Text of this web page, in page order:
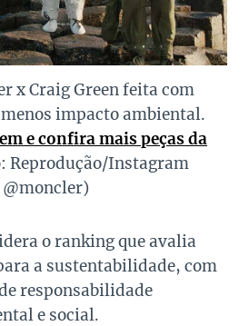
x Craig Green feita com
impacto ambiental.
e confira mais peças da
Reprodução/Instagram
@moncler)
o ranking que avalia
a sustentabilidade, com
responsabilidade
e social.